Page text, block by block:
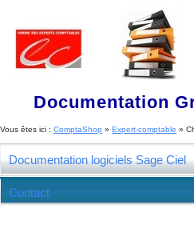
Documentation
Vous êtes ici : ComptaShop » Expert-comptable »
Documentation logiciels Sage Ciel
Contact